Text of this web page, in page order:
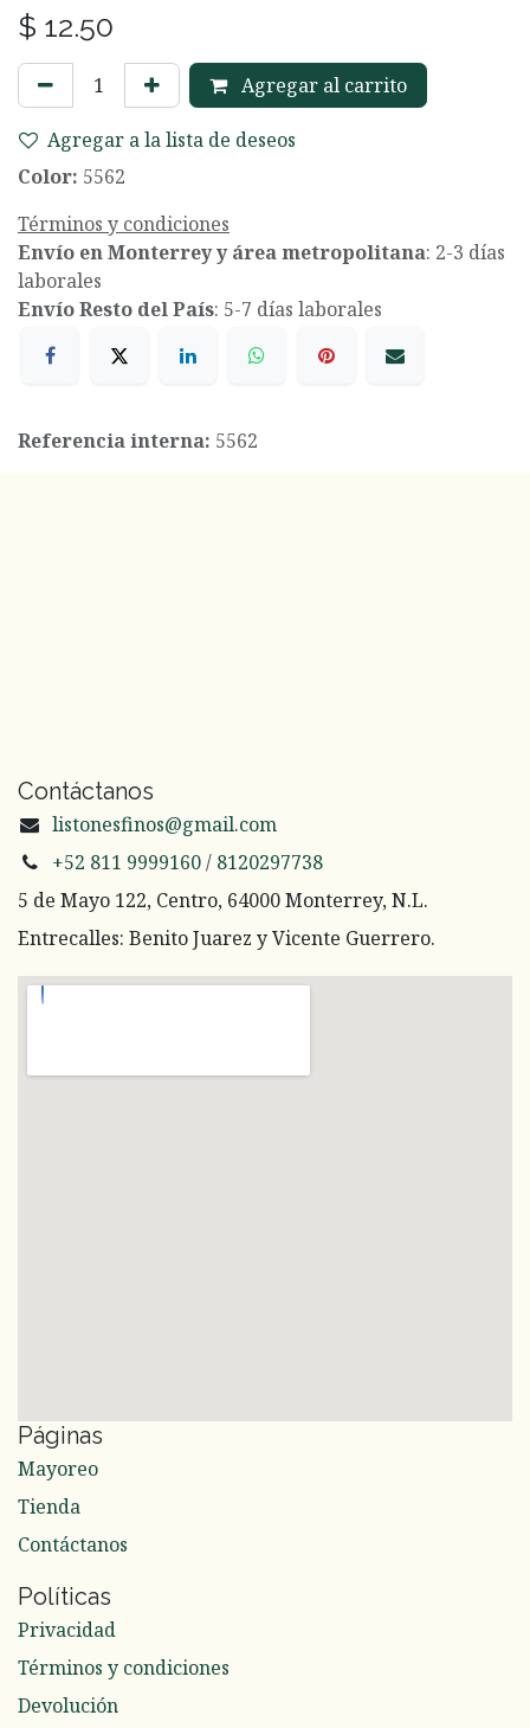
$ 12.50
Agregar al carrito
Agregar a la lista de deseos
Color: 5562
Términos y condiciones
Envío en Monterrey y área metropolitana: 2-3 días
laborales
Envío Resto del País: 5-7 días laborales
Referencia interna: 5562
Contáctanos
listonesfinos@gmail.com
+52 811 9999160 / 8120297738
5 de Mayo 122, Centro, 64000 Monterrey, N.L.
Entrecalles: Benito Juarez y Vicente Guerrero.
Páginas
Mayoreo
Tienda
Contáctanos
Políticas
Privacidad
Términos y condiciones
Devolución